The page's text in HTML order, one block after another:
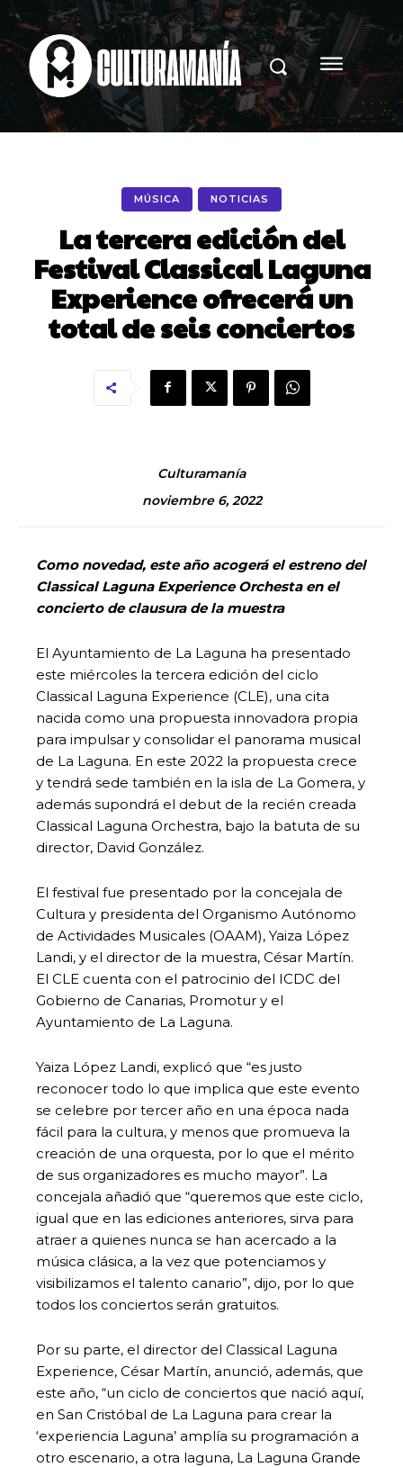
MÚSICA NOTICIAS
La tercera edición del
Festival Classical Laguna
Experience ofrecerá un
total de seis conciertos
Culturamanía
noviembre 6, 2022
Como novedad, este año acogerá el estreno del
Classical Laguna Experience Orchesta en el
concierto de clausura de la muestra
El Ayuntamiento de La Laguna ha presentado
este miércoles la tercera edición del ciclo
Classical Laguna Experience (CLE), una cita
nacida como una propuesta innovadora propia
para impulsar y consolidar el panorama musical
de La Laguna. En este 2022 la propuesta crece
y tendrá sede también en la isla de La Gomera, y
además supondrá el debut de la recién creada
Classical Laguna Orchestra, bajo la batuta de su
director, David González.
El festival fue presentado por la concejala de
Cultura y presidenta del Organismo Autónomo
de Actividades Musicales (OAAM), Yaiza López
Landi, y el director de la muestra, César Martín.
El CLE cuenta con el patrocinio del ICDC del
Gobierno de Canarias, Promotur y el
Ayuntamiento de La Laguna.
Yaiza López Landi, explicó que “es justo
reconocer todo lo que implica que este evento
se celebre por tercer año en una época nada
fácil para la cultura, y menos que promueva la
creación de una orquesta, por lo que el mérito
de sus organizadores es mucho mayor”. La
concejala añadió que “queremos que este ciclo,
igual que en las ediciones anteriores, sirva para
atraer a quienes nunca se han acercado a la
música clásica, a la vez que potenciamos y
visibilizamos el talento canario”, dijo, por lo que
todos los conciertos serán gratuitos.
Por su parte, el director del Classical Laguna
Experience, César Martín, anunció, además, que
este año, “un ciclo de conciertos que nació aquí,
en San Cristóbal de La Laguna para crear la
‘experiencia Laguna’ amplía su programación a
otro escenario, a otra laguna, La Laguna Grande